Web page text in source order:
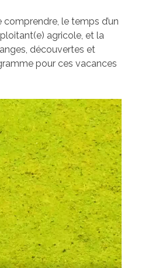
le temps d’un
agricole, et la
découvertes et
pour ces vacances